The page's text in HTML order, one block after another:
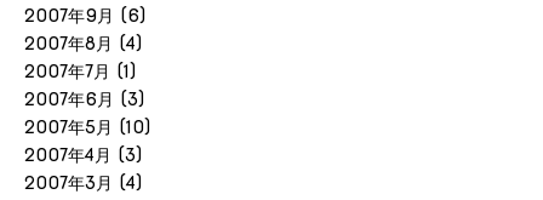
2007年9月 (6)
2007年8月 (4)
2007年7月 (1)
2007年6月 (3)
2007年5月 (10)
2007年4月 (3)
2007年3月 (4)